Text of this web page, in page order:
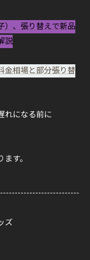
）、張り替えで新品
説
金相場と部分張り替
れになる前に
す。
ズ